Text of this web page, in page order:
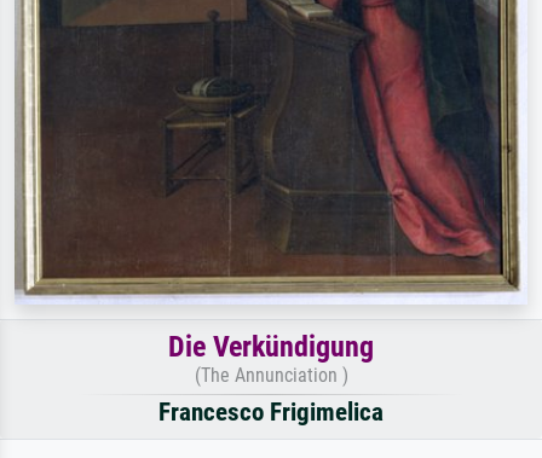
Die Verkündigung
(The Annunciation )
Francesco Frigimelica